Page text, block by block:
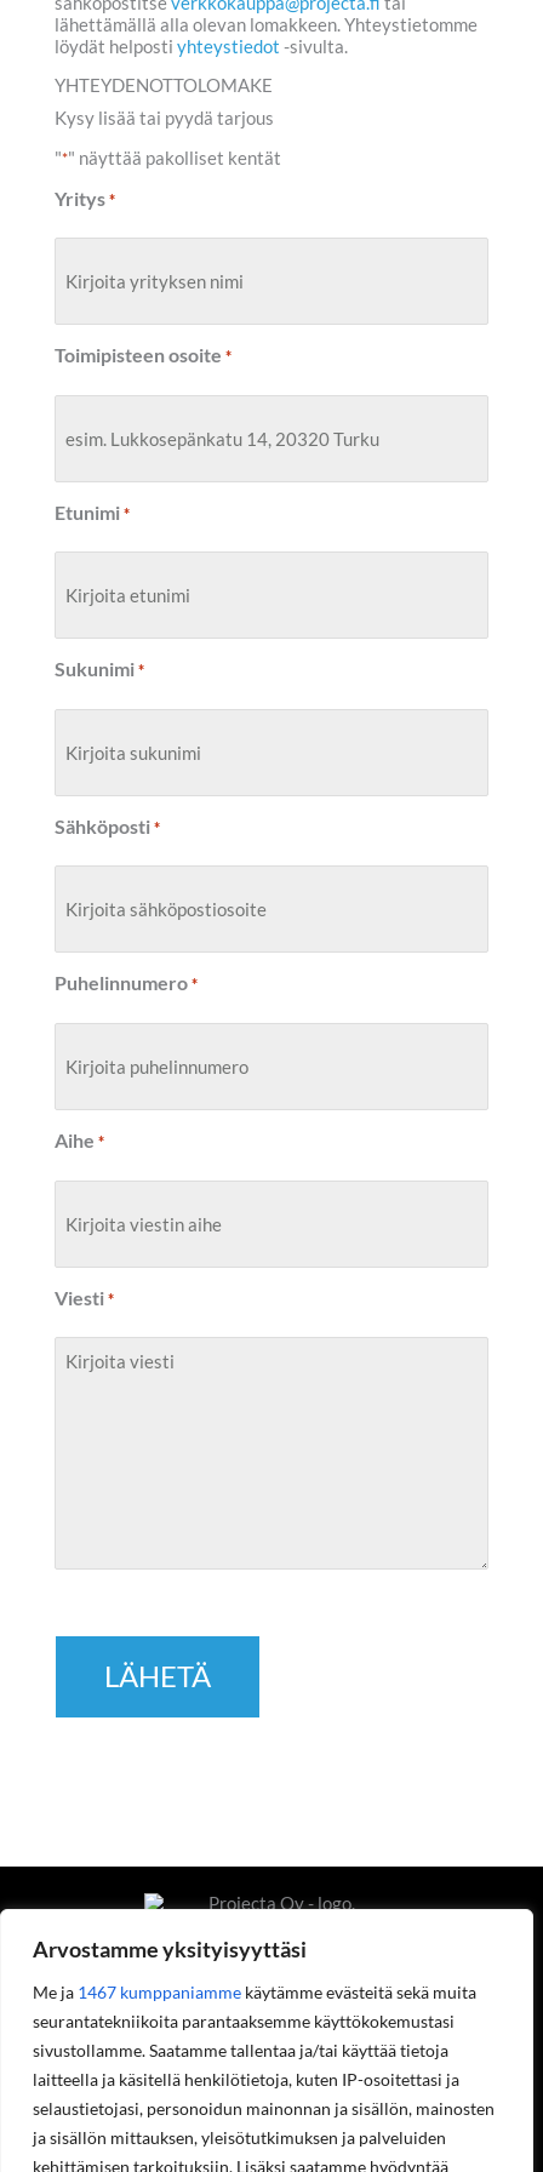
Arvostamme yksityisyyttäsi
Me ja 1467 kumppaniamme käytämme evästeitä sekä muita
seurantatekniikoita parantaaksemme käyttökokemustasi
sivustollamme. Saatamme tallentaa ja/tai käyttää tietoja
laitteella ja käsitellä henkilötietoja, kuten IP-osoitettasi ja
selaustietojasi, personoidun mainonnan ja sisällön, mainosten
ja sisällön mittauksen, yleisötutkimuksen ja palveluiden
kehittämisen tarkoituksiin. Lisäksi saatamme hyödyntää
lähettämällä alla olevan lomakkeen. Yhteystietomme
löydät helposti yhteystiedot -sivulta.
YHTEYDENOTTOLOMAKE
Kysy lisää tai pyydä tarjous
"*" näyttää pakolliset kentät
Yritys *
Toimipisteen osoite *
Etunimi *
Sukunimi *
Sähköposti *
Puhelinnumero *
Aihe *
Viesti *
Projecta Oy
Tietoa meistä
Yhteystiedot
Työpaikat
Ympäristöohjelma
Rekisteriseloste